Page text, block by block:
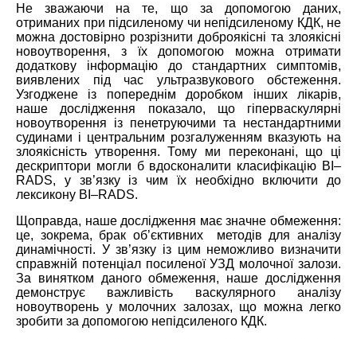
Не зважаючи на те, що за допомогою даних,
отриманих при підсиленому чи непідсиленому КДК, не
можна достовірно розрізнити доброякісні та злоякісні
новоутворення, з їх допомогою можна отримати
додаткову інформацію до стандартних симптомів,
виявлених під час ультразвукового обстеження.
Узгоджене із попереднім доробком інших лікарів,
наше дослідження показало, що гіперваскулярні
новоутворення із пенетруючими та нестандартними
судинами і центральним розгалуженням вказують на
злоякісність утворення. Тому ми переконані, що ці
дескриптори могли б вдосконалити класифікацію BI –
RADS, у зв’язку із чим їх необхідно включити до
лексикону BI –RADS.
Щоправда, наше дослідження має значне обмеження:
це, зокрема, брак об’єктивних методів для аналізу
динамічності. У зв’язку із цим неможливо визначити
справжній потенціал посиленої УЗД молочної залози.
За винятком даного обмеження, наше дослідження
демонструє важливість васкулярного аналізу
новоутворень у молочних залозах, що можна легко
зробити за допомогою непідсиленого КДК.